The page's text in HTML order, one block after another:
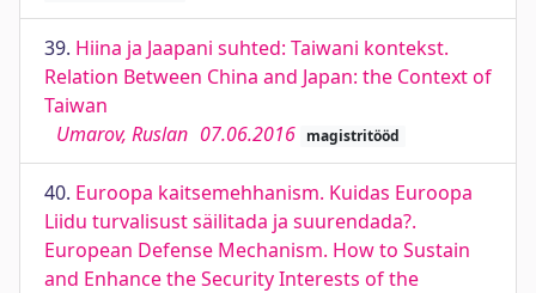
39. Hiina ja Jaapani suhted: Taiwani kontekst.
Relation Between China and Japan: the Context of
Taiwan
Umarov, Ruslan 07.06.2016 magistritööd
40. Euroopa kaitsemehhanism. Kuidas Euroopa
Liidu turvalisust säilitada ja suurendada?.
European Defense Mechanism. How to Sustain
and Enhance the Security Interests of the